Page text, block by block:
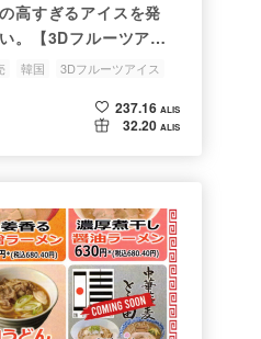
高すぎるアイスを発
。【3Dフルーツアイ
韓国 3Dフルーツアイス
237.16 ALIS
32.20 ALIS